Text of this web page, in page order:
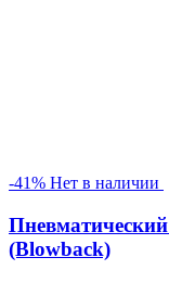
-41% Нет в наличии
(Blowback)